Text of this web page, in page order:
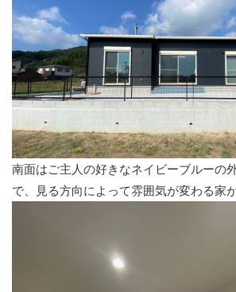
南面はご主人の好きなネイビーブルーの
で、見る方向によって雰囲気が変わる家